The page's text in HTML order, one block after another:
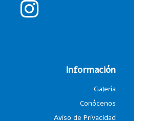
Información
Galería
Conócenos
Aviso de Privacidad